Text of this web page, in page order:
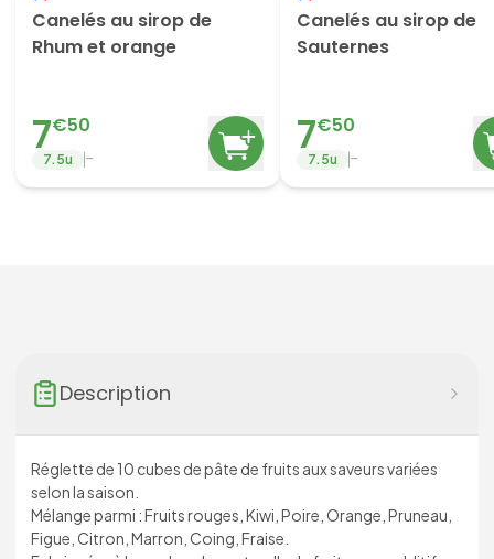
Canelés au sirop de
Rhum et orange
7€50
7.5u -
Canelés au sirop de
Sauternes
7€50
7.5u -
Description
Réglette de 10 cubes de pâte de fruits aux saveurs variées
selon la saison.
Mélange parmi : Fruits rouges, Kiwi, Poire, Orange, Pruneau,
Figue, Citron, Marron, Coing, Fraise.